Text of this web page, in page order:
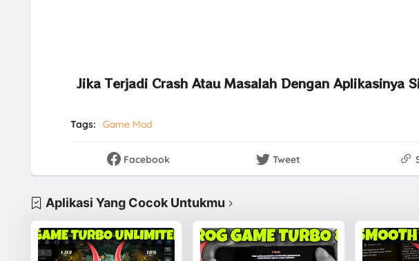
Jika Terjadi Crash Atau Masalah Dengan Aplikasinya
Tags: Game Mod
Facebook Tweet
Aplikasi Yang Cocok Untukmu